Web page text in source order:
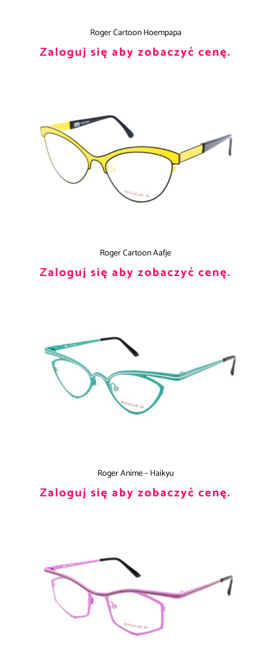
Roger Cartoon Hoempapa
Zaloguj się aby zobaczyć cenę.
Roger Cartoon Aafje
Zaloguj się aby zobaczyć cenę.
Roger Anime – Haikyu
Zaloguj się aby zobaczyć cenę.